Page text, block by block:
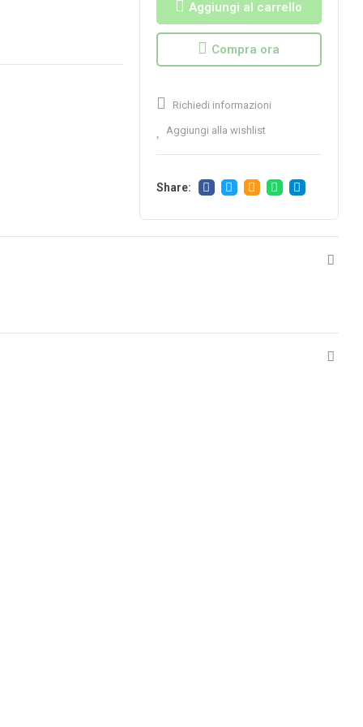
Aggiungi al carrello
Compra ora
Richiedi informazioni
Aggiungi alla wishlist